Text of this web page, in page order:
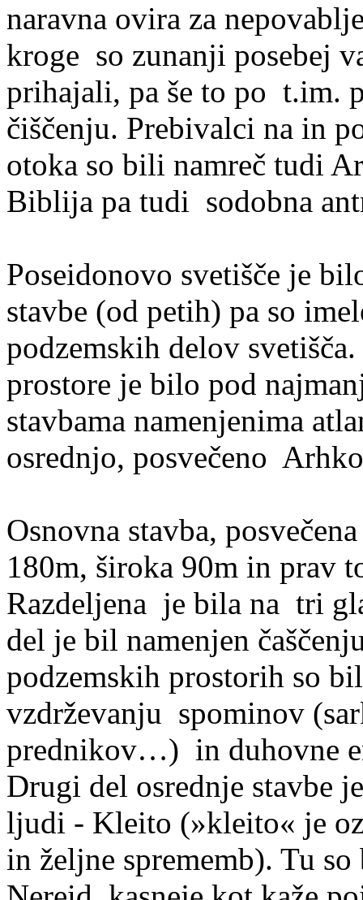
naravna ovira za
kroge so zunanji posebej
prihajali, pa še to po t.im.
čiščenju. Prebivalci na in
otoka so bili namreč tudi
Biblija pa tudi sodobna
Poseidonovo svetišče je
stavbe (od petih) pa so
podzemskih delov
prostore je bilo pod
stavbama namenjenima
osrednjo, posvečeno
Osnovna stavba,
180m, široka 90m in prav
Razdeljena je bila na tri
del je bil namenjen
podzemskih prostorih so
vzdrževanju spominov
prednikov…) in duhovne
Drugi del osrednje stavbe
ljudi - Kleito (»kleito« je
in željne sprememb). Tu